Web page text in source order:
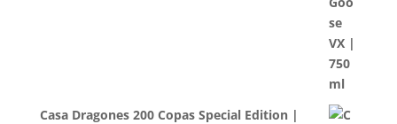
Casa Dragones 200 Copas Special Edition |